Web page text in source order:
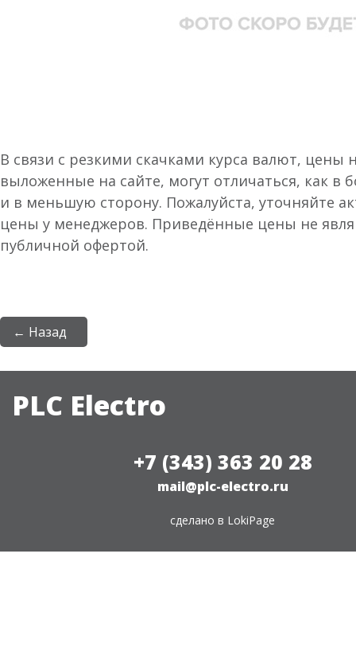
В связи с резкими скачками курса валют, цены
выложенные на сайте, могут отличаться, как в
и в меньшую сторону. Пожалуйста, уточняйте
цены у менеджеров. Приведённые цены не
публичной офертой.
← Назад
PLC Electro
+7 (343) 363 20 28
mail@plc-electro.ru
сделано в LokiPage